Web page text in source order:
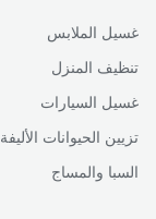
غسيل الملابس
تنظيف المنزل
غسيل السيارات
تزيين الحيوانات الأليفة
السبا والمساج